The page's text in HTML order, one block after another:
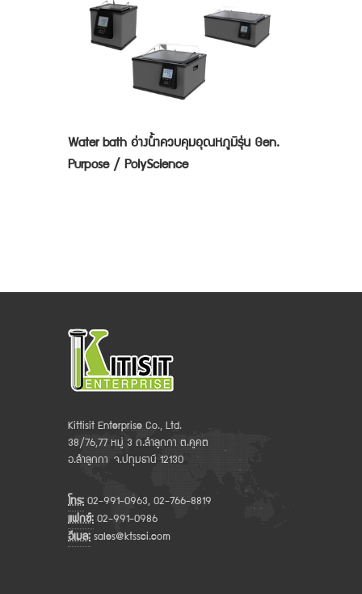
Water bath อ่างน้ำควบคุมอุณหภูมิรุ่น Gen.
Purpose / PolyScience
Kittisit Enterprise Co., Ltd.
38/76,77 หมู่ 3 ถ.ลำลูกกา ต.คูคต
อ.ลำลูกกา จ.ปทุมธานี 12130
โทร:02-991-0963, 02-766-8819
แฟกซ์:02-991-0986
อีเมล:sales@ktssci.com